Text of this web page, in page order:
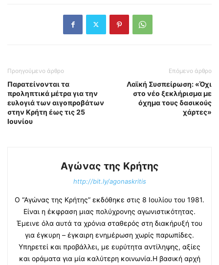
Προηγούμενο άρθρο
Παρατείνονται τα
προληπτικά μέτρα για την
ευλογιά των αιγοπροβάτων
στην Κρήτη έως τις 25
Ιουνίου
Επόμενο άρθρο
Λαϊκή Συσπείρωση: «Όχι
στο νέο ξεκλήρισμα με
όχημα τους δασικούς
χάρτες»
Αγώνας της Κρήτης
http://bit.ly/agonaskritis
Ο “Αγώνας της Κρήτης” εκδόθηκε στις 8 Ιουλίου του 1981.
Είναι η έκφραση μιας πολύχρονης αγωνιστικότητας.
Έμεινε όλα αυτά τα χρόνια σταθερός στη διακήρυξή του
για έγκυρη – έγκαιρη ενημέρωση χωρίς παρωπίδες.
Υπηρετεί και προβάλλει, με ευρύτητα αντίληψης, αξίες
και οράματα για μία καλύτερη κοινωνία.Η βασική αρχή